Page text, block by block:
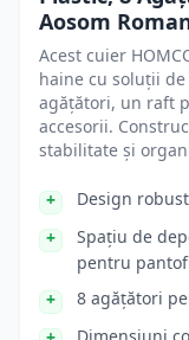
Aosom
Acest cuier
haine cu soluții
agățători, un raft
accesorii.
stabilitate și
Design
Spațiu de
pentru
8 agățători